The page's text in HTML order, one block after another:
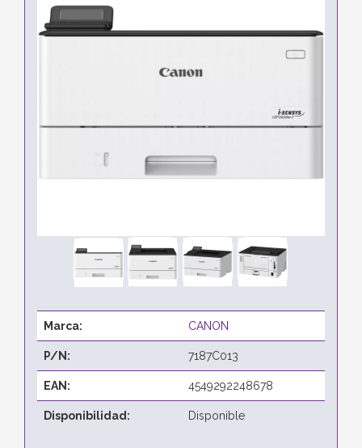
Marca: CANON
P/N: 7187C013
EAN: 4549292248678
Disponibilidad: Disponible